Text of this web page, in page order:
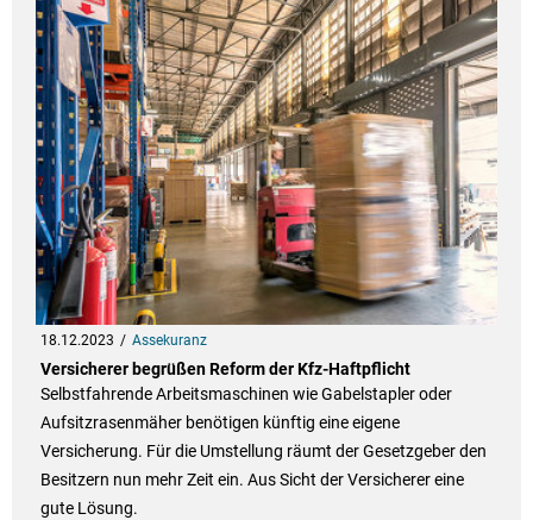
18.12.2023 Assekuranz
Versicherer begrüßen Reform der Kfz-Haftpflicht
Selbstfahrende Arbeitsmaschinen wie Gabelstapler oder
Aufsitzrasenmäher benötigen künftig eine eigene
Versicherung. Für die Umstellung räumt der Gesetzgeber den
Besitzern nun mehr Zeit ein. Aus Sicht der Versicherer eine
gute Lösung.